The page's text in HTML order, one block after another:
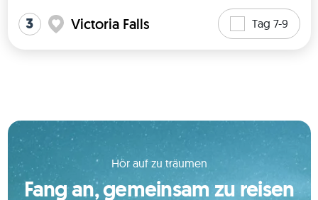
3 Victoria Falls Tag 7-9
Hör auf zu träumen
Fang an, gemeinsam zu reisen